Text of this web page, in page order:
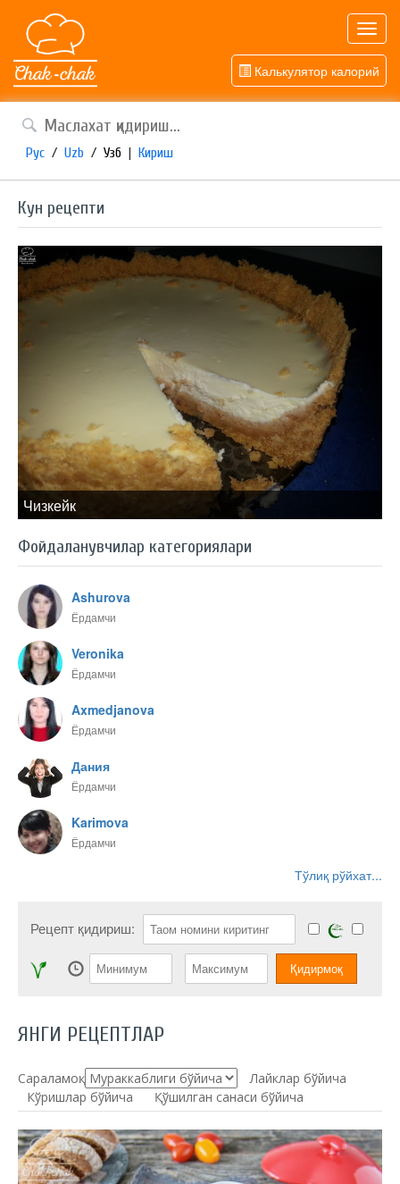
Калькулятор калорий
Рус / Uzb / Узб | Кириш
Кун рецепти
Чизкейк
Фойдаланувчилар категориялари
Ashurova
Ёрдамчи
Veronika
Ёрдамчи
Axmedjanova
Ёрдамчи
Дания
Ёрдамчи
Karimova
Ёрдамчи
Тўлиқ рўйхат...
Рецепт қидириш:
ЯНГИ РЕЦЕПТЛАР
Сараламоқ:
Лайклар бўйича
Кўришлар бўйича
Қўшилган санаси бўйича